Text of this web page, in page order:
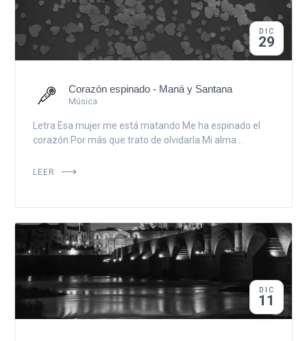
DIC
29
Corazón espinado - Maná y Santana
Música
Letra Esa mujer me está matando Me ha espinado el
corazón Por más que trato de olvidarla Mi alma...
LEER
DIC
11